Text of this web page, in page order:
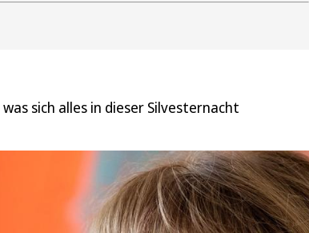
sich alles in dieser Silvesternacht